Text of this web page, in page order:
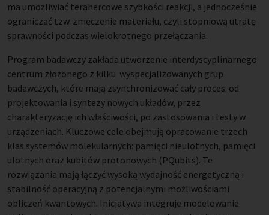
ma umożliwiać terahercowe szybkości reakcji, a jednocześnie
ograniczać tzw. zmęczenie materiału, czyli stopniową utratę
sprawności podczas wielokrotnego przełączania.
Program badawczy zakłada utworzenie interdyscyplinarnego
centrum złożonego z kilku wyspecjalizowanych grup
badawczych, które mają zsynchronizować cały proces: od
projektowania i syntezy nowych układów, przez
charakteryzację ich właściwości, po zastosowania i testy w
urządzeniach. Kluczowe cele obejmują opracowanie trzech
klas systemów molekularnych: pamięci nieulotnych, pamięci
ulotnych oraz kubitów protonowych (PQubits). Te
rozwiązania mają łączyć wysoką wydajność energetyczną i
stabilność operacyjną z potencjalnymi możliwościami
obliczeń kwantowych. Inicjatywa integruje modelowanie